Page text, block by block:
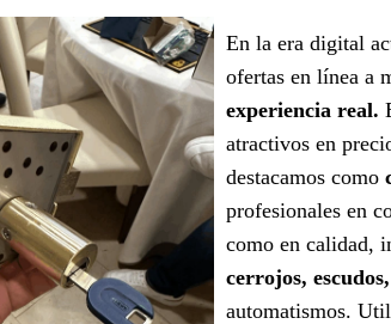
En la era digital
ofertas en línea a
experiencia real.
atractivos en
destacamos como
profesionales en
como en calidad,
cerrojos,
automatismos.